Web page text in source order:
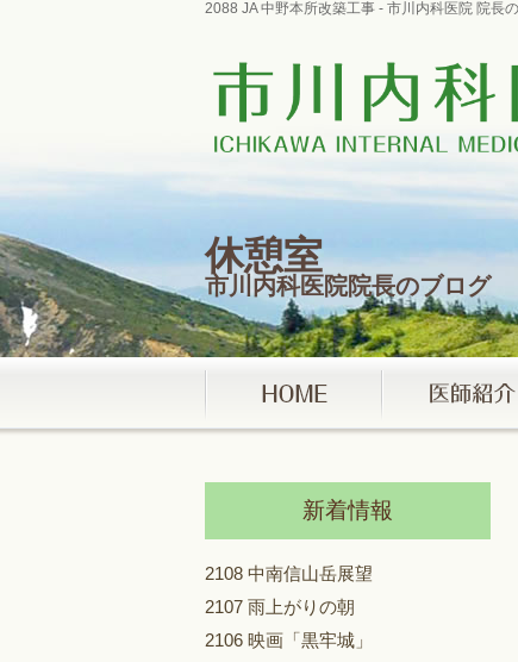
2088 JA 中野本所改築工事 - 市川内科医院 院
休憩室
市川内科医院院長のブログ
新着情報
2108 中南信山岳展望
2107 雨上がりの朝
2106 映画「黒牢城」